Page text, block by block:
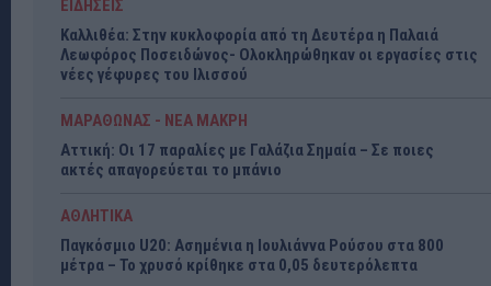
ΕΙΔΗΣΕΙΣ
Καλλιθέα: Στην κυκλοφορία από τη Δευτέρα η Παλαιά
Λεωφόρος Ποσειδώνος- Ολοκληρώθηκαν οι εργασίες στις
νέες γέφυρες του Ιλισσού
ΜΑΡΑΘΩΝΑΣ - ΝΕΑ ΜΑΚΡΗ
Αττική: Οι 17 παραλίες με Γαλάζια Σημαία – Σε ποιες
ακτές απαγορεύεται το μπάνιο
ΑΘΛΗΤΙΚΑ
Παγκόσμιο U20: Ασημένια η Ιουλιάννα Ρούσου στα 800
μέτρα – Το χρυσό κρίθηκε στα 0,05 δευτερόλεπτα